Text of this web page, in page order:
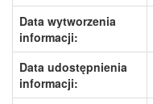
Data wytworzenia
informacji:
Data udostępnienia
informacji: